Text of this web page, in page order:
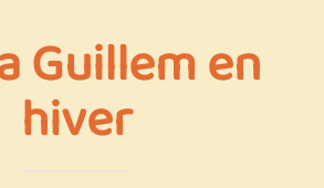
Guillem en
hiver